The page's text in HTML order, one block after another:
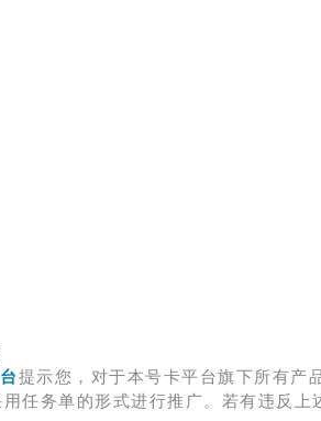
提示您，对于本号卡平台旗下所有产
任务单的形式进行推广。若有违反上